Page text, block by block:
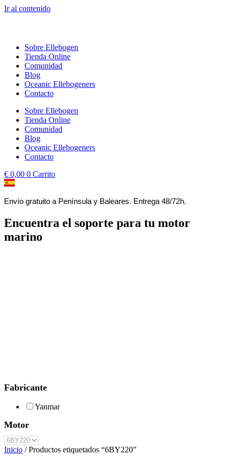
Ir al contenido
Sobre Ellebogen
Tienda Online
Comunidad
Blog
Oceanic Ellebogeners
Contacto
Sobre Ellebogen
Tienda Online
Comunidad
Blog
Oceanic Ellebogeners
Contacto
€ 0,00 0 Carrito
Envío gratuito a Península y Baleares. Entrega 48/72h.
Encuentra el soporte para tu motor
marino
Fabricante
Yanmar
Motor
Inicio / Productos etiquetados “6BY220”